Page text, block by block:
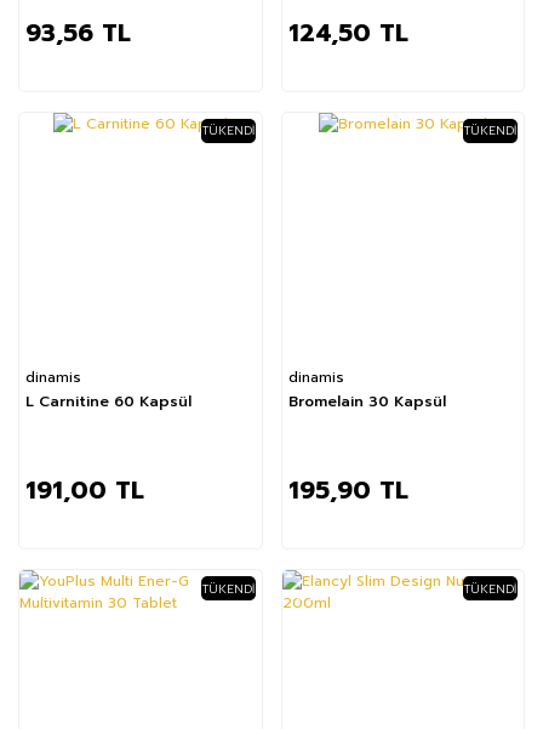
93,56 TL 124,50 TL
TÜKENDI
dinamis
L Carnitine 60 Kapsül
191,00 TL
TÜKENDI
dinamis
Bromelain 30 Kapsül
195,90 TL
%39 TÜKENDI %44 TÜKENDI